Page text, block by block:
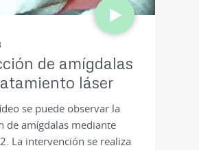
de amígdalas
láser
se puede observar la
de amígdalas mediante
La intervención se realiza